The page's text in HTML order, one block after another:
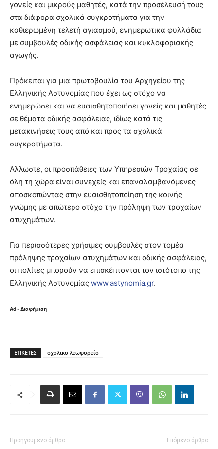
γονείς και μικρούς μαθητές, κατά την προσέλευσή τους
στα διάφορα σχολικά συγκροτήματα για την
καθιερωμένη τελετή αγιασμού, ενημερωτικά φυλλάδια
με συμβουλές οδικής ασφάλειας και κυκλοφοριακής
αγωγής.
Πρόκειται για μια πρωτοβουλία του Αρχηγείου της
Ελληνικής Αστυνομίας που έχει ως στόχο να
ενημερώσει και να ευαισθητοποιήσει γονείς και μαθητές
σε θέματα οδικής ασφάλειας, ιδίως κατά τις
μετακινήσεις τους από και προς τα σχολικά
συγκροτήματα.
Άλλωστε, οι προσπάθειες των Υπηρεσιών Τροχαίας σε
όλη τη χώρα είναι συνεχείς και επαναλαμβανόμενες
αποσκοπώντας στην ευαισθητοποίηση της κοινής
γνώμης με απώτερο στόχο την πρόληψη των τροχαίων
ατυχημάτων.
Για περισσότερες χρήσιμες συμβουλές στον τομέα
πρόληψης τροχαίων ατυχημάτων και οδικής ασφάλειας,
οι πολίτες μπορούν να επισκέπτονται τον ιστότοπο της
Ελληνικής Αστυνομίας www.astynomia.gr.
Ad - Διαφήμιση
ΕΤΙΚΈΤΕΣ σχολικο λεωφορείο
Προηγούμενο άρθρο Επόμενο άρθρο